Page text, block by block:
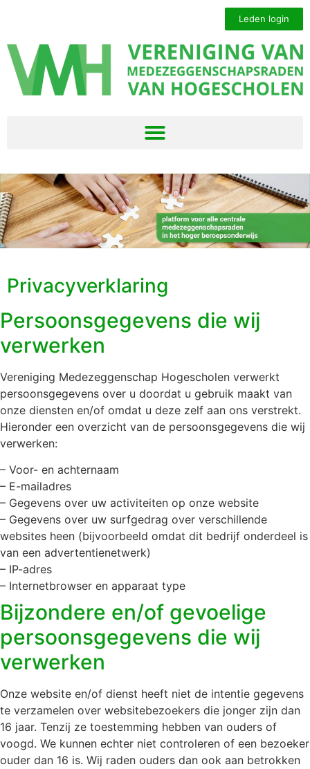
Leden login
Privacyverklaring
Persoonsgegevens die wij
verwerken
Vereniging Medezeggenschap Hogescholen verwerkt
persoonsgegevens over u doordat u gebruik maakt van
onze diensten en/of omdat u deze zelf aan ons verstrekt.
Hieronder een overzicht van de persoonsgegevens die wij
verwerken:
– Voor- en achternaam
– E-mailadres
– Gegevens over uw activiteiten op onze website
– Gegevens over uw surfgedrag over verschillende
websites heen (bijvoorbeeld omdat dit bedrijf onderdeel is
van een advertentienetwerk)
– IP-adres
– Internetbrowser en apparaat type
Bijzondere en/of gevoelige
persoonsgegevens die wij
verwerken
Onze website en/of dienst heeft niet de intentie gegevens
te verzamelen over websitebezoekers die jonger zijn dan
16 jaar. Tenzij ze toestemming hebben van ouders of
voogd. We kunnen echter niet controleren of een bezoeker
ouder dan 16 is. Wij raden ouders dan ook aan betrokken